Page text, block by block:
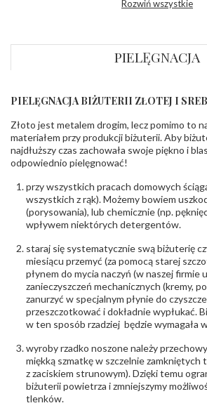
INNE PARAMETRY
Producent
odpowiedzialny:
PZ Stelmach Sp. z o.o.
Opole; NIP 7542889545;
Bezpieczeństwo
ostrzeżenia:
Nie nadaje się dla dzieci w
Rozwiń wszystkie
PIELĘGNACJA
PIELĘGNACJA BIŻUTERII ZŁOTEJ I
Złoto jest metalem drogim, lecz pomimo to
materiałem przy produkcji biżuterii. Aby
najdłuższy czas zachowała swoje piękno i
odpowiednio pielęgnować!
przy wszystkich pracach domowych
wszystkich z rąk). Możemy bowiem
(porysowania), lub chemicznie (np.
wpływem niektórych detergentów.
staraj się systematycznie swą biżuterię
miesiącu przemyć (za pomocą starej
płynem do mycia naczyń (w naszej firmie
zanieczyszczeń mechanicznych (kremy,
zanurzyć w specjalnym płynie do
przeszczotkować i dokładnie wypłukać.
w ten sposób rzadziej będzie wymagała
wyroby rzadko noszone należy
miękką szmatkę w szczelnie
z zaciskiem strunowym). Dzięki temu
biżuterii powietrza i zmniejszymy
tlenków.